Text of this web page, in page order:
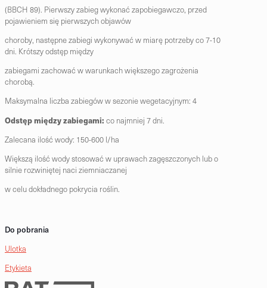
(BBCH 89). Pierwszy zabieg wykonać zapobiegawczo, przed
pojawieniem się pierwszych objawów
choroby, następne zabiegi wykonywać w miarę potrzeby co 7-10
dni. Krótszy odstęp między
zabiegami zachować w warunkach większego zagrożenia
chorobą.
Maksymalna liczba zabiegów w sezonie wegetacyjnym: 4
Odstęp między zabiegami: co najmniej 7 dni.
Zalecana ilość wody: 150-600 l/ha
Większą ilość wody stosować w uprawach zagęszczonych lub o
silnie rozwiniętej naci ziemniaczanej
w celu dokładnego pokrycia roślin.
Do pobrania
Ulotka
Etykieta